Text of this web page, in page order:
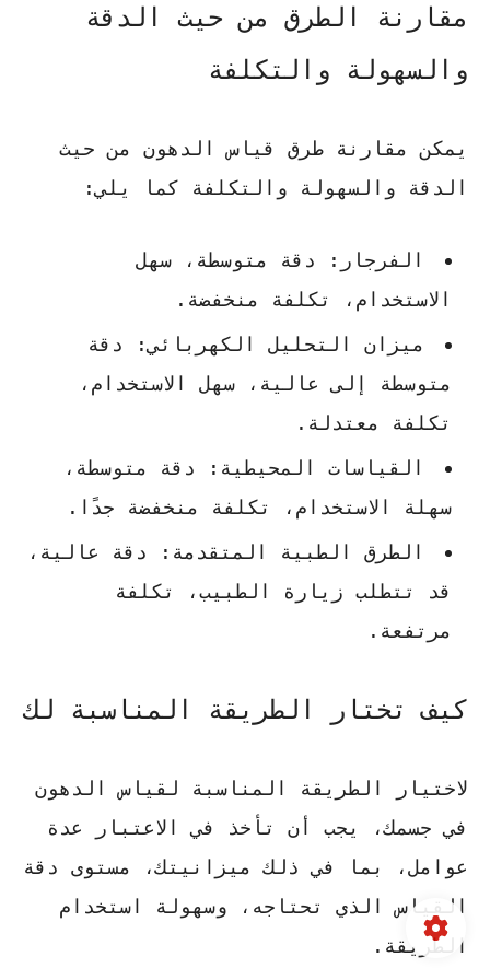
مقارنة الطرق من حيث الدقة
والسهولة والتكلفة
يمكن مقارنة طرق قياس الدهون من حيث
الدقة والسهولة والتكلفة كما يلي:
الفرجار:
دقة متوسطة، سهل
الاستخدام، تكلفة منخفضة.
ميزان التحليل الكهربائي:
دقة
متوسطة إلى عالية، سهل الاستخدام،
تكلفة معتدلة.
القياسات المحيطية:
دقة متوسطة،
سهلة الاستخدام، تكلفة منخفضة جدًا.
الطرق الطبية المتقدمة:
دقة عالية،
قد تتطلب زيارة الطبيب، تكلفة
مرتفعة.
كيف تختار الطريقة المناسبة لك
لاختيار الطريقة المناسبة لقياس الدهون
في جسمك، يجب أن تأخذ في الاعتبار عدة
عوامل، بما في ذلك ميزانيتك، مستوى دقة
القياس الذي تحتاجه، وسهولة استخدام
الطريقة.